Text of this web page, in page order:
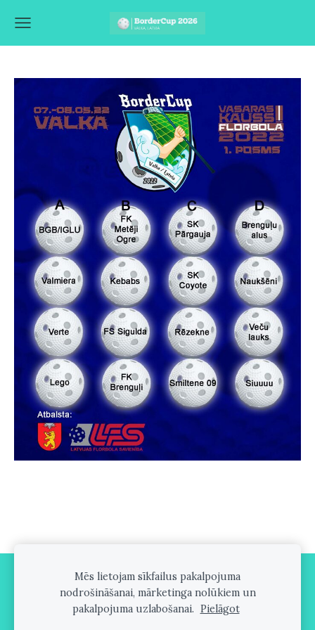
Sīkdatnes
Created with Mozello
- the easiest way to create a
Mēs lietojam sīkfailus pakalpojuma
nodrošināšanai, mārketinga nolūkiem un
pakalpojuma uzlabošanai. Pielāgot